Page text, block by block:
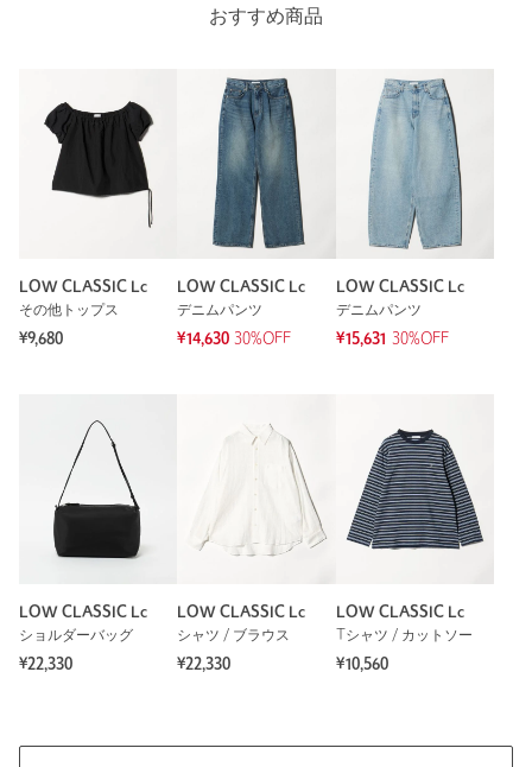
おすすめ商品
LOW CLASSIC Lc
その他トップス
¥9,680
LOW CLASSIC Lc
デニムパンツ
¥14,630 30%OFF
LOW CLASSIC Lc
デニムパンツ
¥15,631
30%OFF
LOW CLASSIC Lc
ショルダーバッグ
¥22,330
LOW CLASSIC Lc
シャツ / ブラウス
¥22,330
LOW CLASSIC Lc
Tシャツ / カットソー
¥10,560